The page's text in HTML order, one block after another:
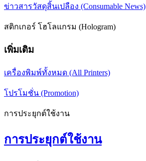
ข่าวสารวัสดุสิ้นเปลือง (Consumable News)
สติกเกอร์ โฮโลแกรม (Hologram)
เพิ่มเติม
เครื่องพิมพ์ทั้งหมด (All Printers)
โปรโมชั่น (Promotion)
การประยุกต์ใช้งาน
การประยุกต์ใช้งาน